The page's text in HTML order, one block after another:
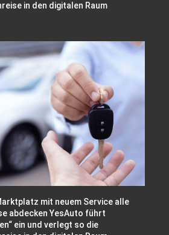
in den digitalen Raum
mit neuem Service alle
abdecken YesAuto führt
ein und verlegt so die